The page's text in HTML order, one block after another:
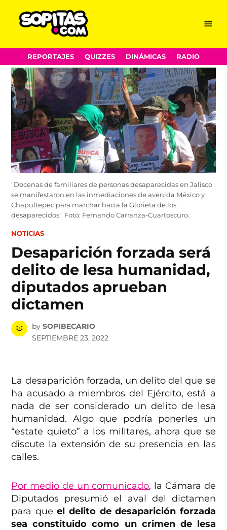
Skip
to
content
Menu
REPORTAJES QUIZZES DINÁMICAS RADIO
"Decenas de familiares de personas desaparecidas en Jalisco
se manifestaron en las inmediaciones de avenida México y
Chapultepec para marchar hacia la Glorieta de los
desaparecidos". Foto: Fernando Carranza-Cuartoscuro.
POSTED
NOTICIAS
Desaparición forzada será
delito de lesa humanidad,
diputados aprueban
dictamen
by SOPIBECARIO
SEPTIEMBRE 23, 2022
La desaparición forzada, un delito del que se
ha acusado a miembros del Ejército, está a
nada de ser considerado un delito de lesa
humanidad. Algo que podría ponerles un
“estate quieto” a los militares, ahora que se
discute la extensión de su presencia en las
calles.
Por medio de un comunicado, la Cámara de
Diputados presumió el aval del dictamen
para queel delito de desaparición forzada
sea constituido como un crimen de lesa